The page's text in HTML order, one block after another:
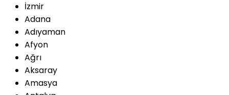
İzmir
Adana
Adıyaman
Afyon
Ağrı
Aksaray
Amasya